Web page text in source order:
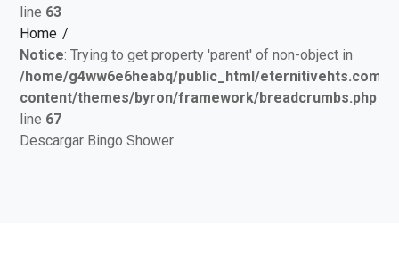
line 63
Home
Notice: Trying to get property 'parent' of non-object in
/home/g4ww6e6heabq/public_html/eternitivehts.com/
content/themes/byron/framework/breadcrumbs.php
line 67
Descargar Bingo Shower